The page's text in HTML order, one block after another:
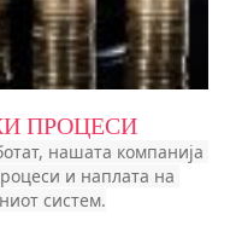
ПРОЦЕСИ
нашата компанија
и наплата на
систем.